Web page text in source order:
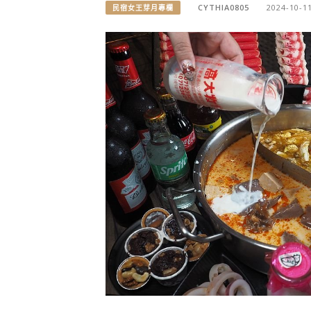
民宿女王芽月專欄 CYTHIA0805 2024-10-